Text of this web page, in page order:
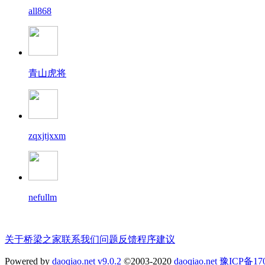
all868
青山虎将
zqxjtjxxm
nefullm
关于桥梁之家联系我们问题反馈程序建议
Powered by daoqiao.net v9.0.2 ©2003-2020 daoqiao.net 豫ICP备